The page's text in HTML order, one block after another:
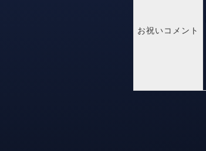
お祝いコメント